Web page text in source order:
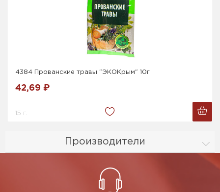
Производители
4384 Прованские травы "ЭКОКрым" 10г
42,69 ₽
15 г.